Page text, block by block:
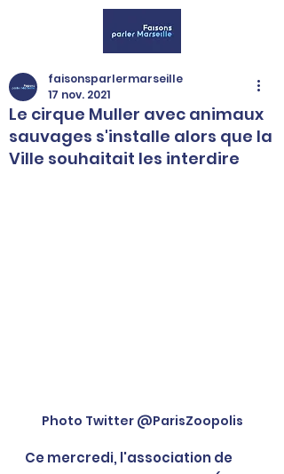
Le cirque Muller avec animaux
sauvages s'installe alors que la
Ville souhaitait les interdire
faisonsparlermarseille
17 nov. 2021
Photo Twitter @ParisZoopolis
Ce mercredi, l'association de